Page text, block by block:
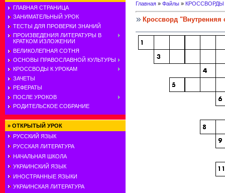
ГЛАВНАЯ СТРАНИЦА
ЗАНИМАТЕЛЬНЫЙ УРОК
ТЕСТЫ ДЛЯ ПРОВЕРКИ ЗНАНИЙ
ПРОИЗВЕДЕНИЯ ЛИТЕРАТУРЫ В
КРАТКОМ ИЗЛОЖЕНИИ
ВЕЛИКОЛЕПНАЯ СОТНЯ
ОСНОВЫ ПРАВОСЛАВНОЙ КУЛЬТУРЫ
КРОССВОДЫ К УРОКАМ
ЗАЧЕТЫ
РЕФЕРАТЫ
ПОСЛЕ УРОКОВ
РОДИТЕЛЬСКОЕ СОБРАНИЕ
» ОТКРЫТЫЙ УРОК
РУССКИЙ ЯЗЫК
РУССКАЯ ЛИТЕРАТУРА
НАЧАЛЬНАЯ ШКОЛА
УКРАИНСКИЙ ЯЗЫК
ИНОСТРАННЫЕ ЯЗЫКИ
УКРАИНСКАЯ ЛИТЕРАТУРА
Главная » Файлы » КРОССВОРДЫ
Кроссворд "Внутренняя